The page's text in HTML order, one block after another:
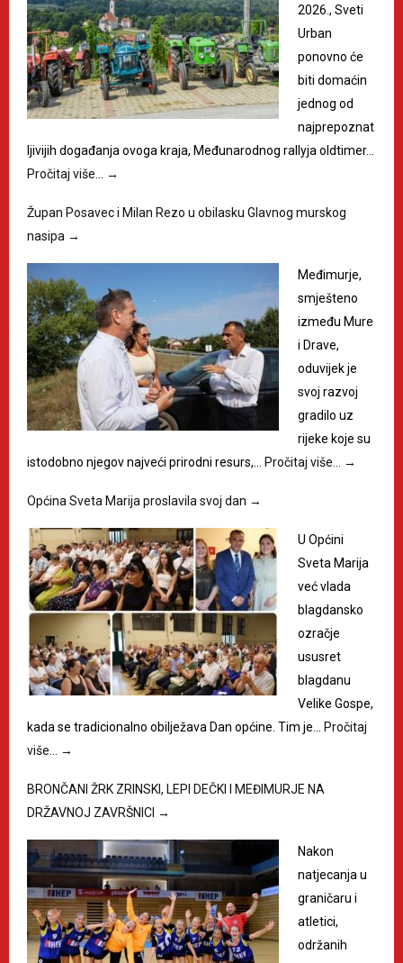
2026., Sveti
Urban
ponovno će
biti domaćin
jednog od
najprepoznat
ljivijih događanja ovoga kraja, Međunarodnog rallyja oldtimer…
Pročitaj više…
→
Župan Posavec i Milan Rezo u obilasku Glavnog murskog
nasipa →
Međimurje,
smješteno
između Mure
i Drave,
oduvijek je
svoj razvoj
gradilo uz
rijeke koje su
istodobno njegov najveći prirodni resurs,…
Pročitaj više… →
Općina Sveta Marija proslavila svoj dan →
U Općini
Sveta Marija
već vlada
blagdansko
ozračje
ususret
blagdanu
Velike Gospe,
kada se tradicionalno obilježava Dan općine. Tim je…
Pročitaj
više…
→
BRONČANI ŽRK ZRINSKI, LEPI DEČKI I MEĐIMURJE NA
DRŽAVNOJ ZAVRŠNICI →
Nakon
natjecanja u
graničaru i
atletici,
održanih